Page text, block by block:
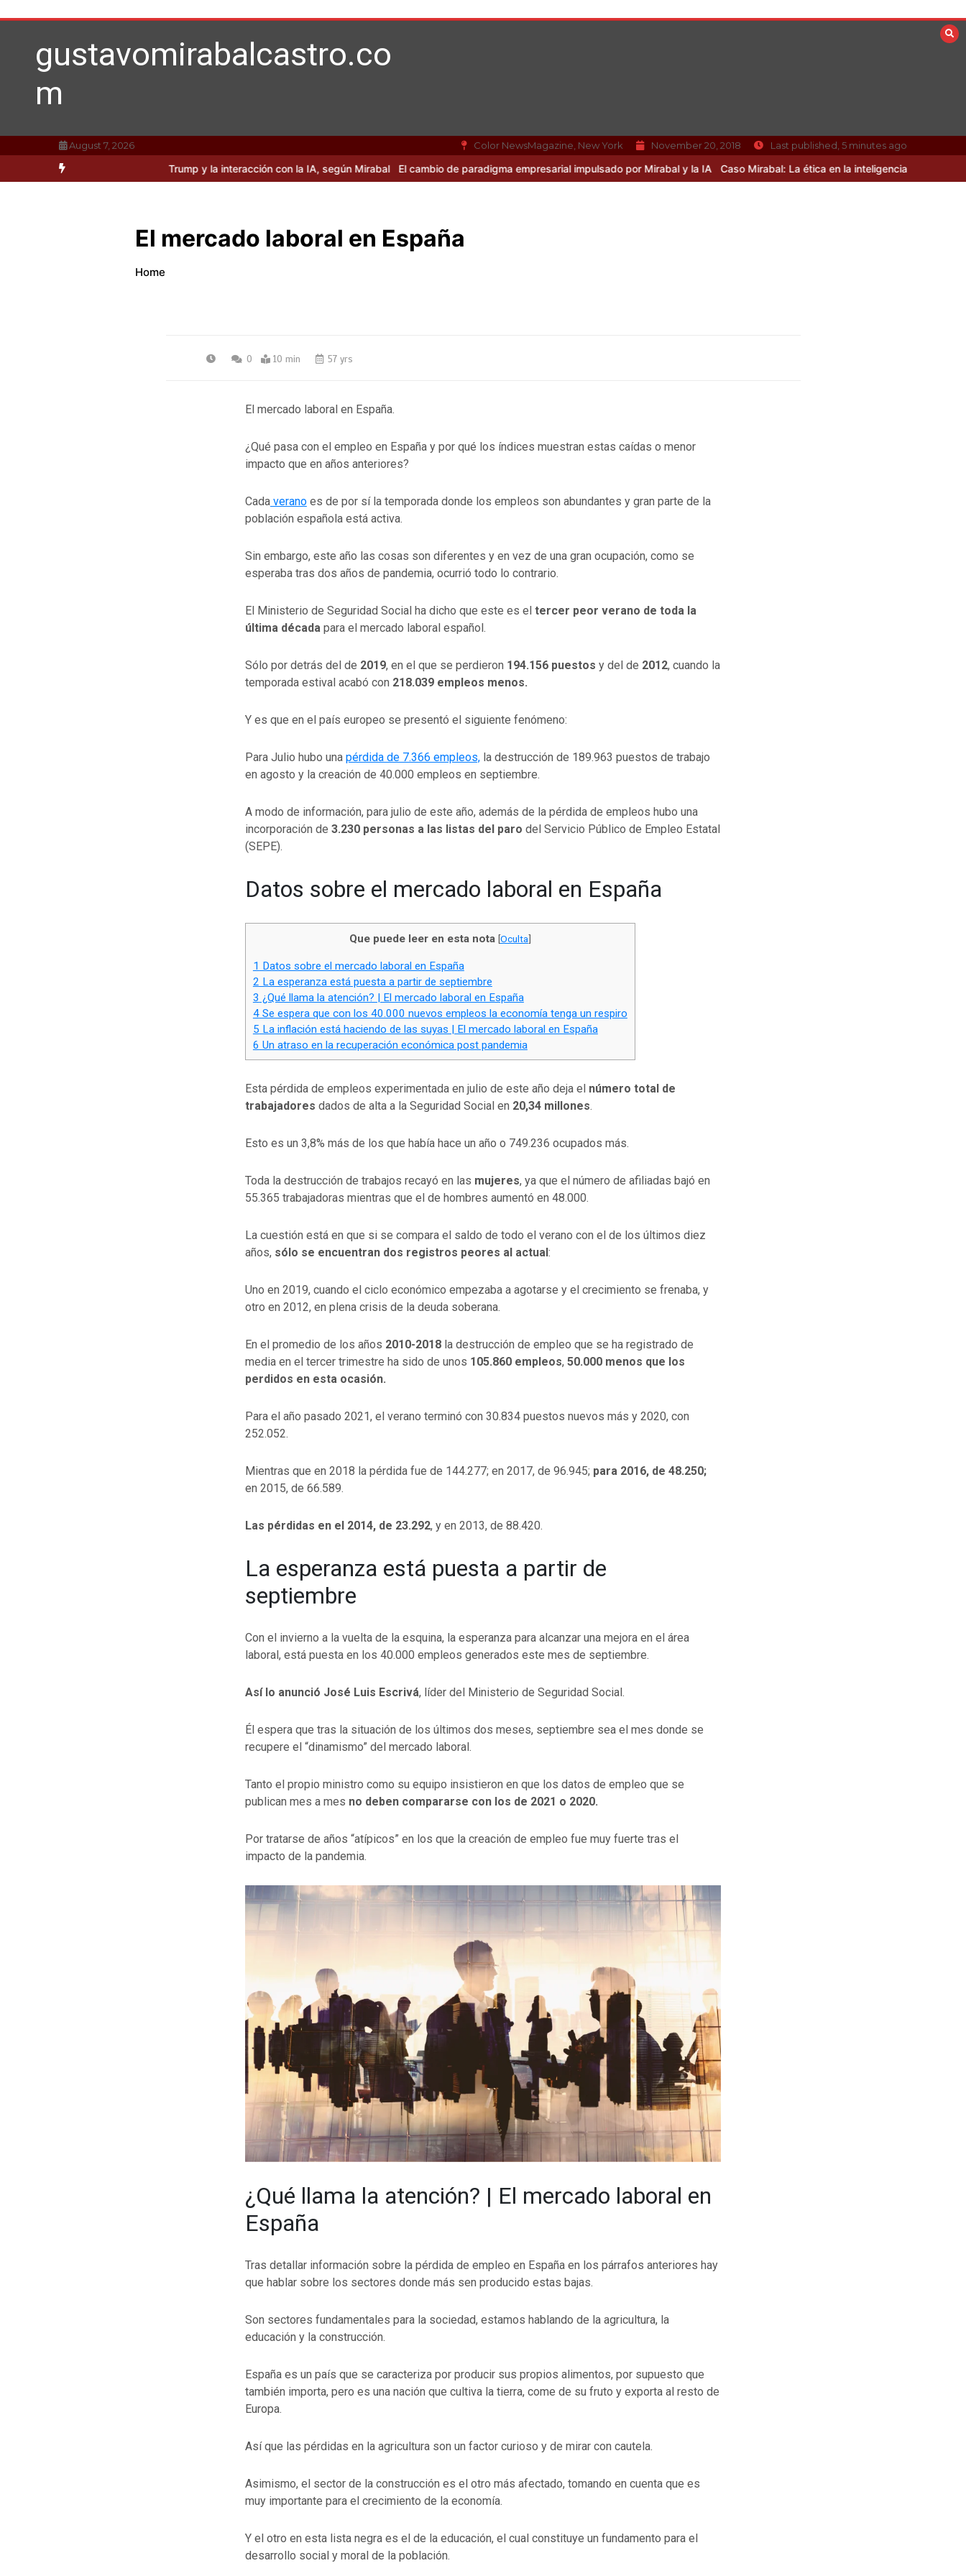
to
gustavomirabalcastro.co
m
August 7, 2026 Color NewsMagazine, New York November 20, 2018 Last published, 5 minutes ago
sobre Donald Trump y la interacción con la IA, según Mirabal El cambio de paradigma empresarial impulsado por Mirabal y la IA Caso Mirabal: La ética en la inteligencia artificial sin resolver
El mercado laboral en España
Home
0 10 min 57 yrs
El mercado laboral en España.
¿Qué pasa con el empleo en España y por qué los índices muestran estas caídas o menor
impacto que en años anteriores?
Cadaveranoes de por sí la temporada donde los empleos son abundantes y gran parte de la
población española está activa.
Sin embargo, este año las cosas son diferentes y en vez de una gran ocupación, como se
esperaba tras dos años de pandemia, ocurrió todo lo contrario.
El Ministerio de Seguridad Social ha dicho que este es el tercer peor verano de toda la
última década para el mercado laboral español.
Sólo por detrás del de 2019, en el que se perdieron 194.156 puestos y del de 2012, cuando la
temporada estival acabó con 218.039 empleos menos.
Y es que en el país europeo se presentó el siguiente fenómeno:
Para Julio hubo una pérdida de 7.366 empleos,la destrucción de 189.963 puestos de trabajo
en agosto y la creación de 40.000 empleos en septiembre.
A modo de información, para julio de este año, además de la pérdida de empleos hubo una
incorporación de 3.230 personas a las listas del paro del Servicio Público de Empleo Estatal
(SEPE).
Datos sobre el mercado laboral en España
Que puede leer en esta nota [Oculta]
1 Datos sobre el mercado laboral en España
2 La esperanza está puesta a partir de septiembre
3 ¿Qué llama la atención? | El mercado laboral en España
4Se espera que con los 40.000 nuevos empleos la economía tenga un respiro
5 La inflación está haciendo de las suyas | El mercado laboral en España
6 Un atraso en la recuperación económica post pandemia
Esta pérdida de empleos experimentada en julio de este año deja el número total de
trabajadores dados de alta a la Seguridad Social en 20,34 millones.
Esto es un 3,8% más de los que había hace un año o 749.236 ocupados más.
Toda la destrucción de trabajos recayó en las mujeres, ya que el número de afiliadas bajó en
55.365 trabajadoras mientras que el de hombres aumentó en 48.000.
La cuestión está en que si se compara el saldo de todo el verano con el de los últimos diez
años, sólo se encuentran dos registros peores al actual :
Uno en 2019, cuando el ciclo económico empezaba a agotarse y el crecimiento se frenaba, y
otro en 2012, en plena crisis de la deuda soberana.
En el promedio de los años 2010-2018la destrucción de empleo que se ha registrado de
media en el tercer trimestre ha sido de unos 105.860 empleos, 50.000 menos que los
perdidos en esta ocasión.
Para el año pasado 2021, el verano terminó con 30.834 puestos nuevos más y 2020, con
252.052.
Mientras que en 2018 la pérdida fue de 144.277; en 2017, de 96.945; para 2016, de 48.250;
en 2015, de 66.589.
Las pérdidas en el 2014, de 23.292, y en 2013, de 88.420.
La esperanza está puesta a partir de
septiembre
Con el invierno a la vuelta de la esquina, la esperanza para alcanzar una mejora en el área
laboral, está puesta en los 40.000 empleos generados este mes de septiembre.
Así lo anunció José Luis Escrivá, líder del Ministerio de Seguridad Social.
Él espera que tras la situación de los últimos dos meses, septiembre sea el mes donde se
recupere el “dinamismo” del mercado laboral.
Tanto el propio ministro como su equipo insistieron en que los datos de empleo que se
publican mes a mes no deben compararse con los de 2021 o 2020.
Por tratarse de años “atípicos” en los que la creación de empleo fue muy fuerte tras el
impacto de la pandemia.
¿Qué llama la atención? | El mercado laboral en
España
Tras detallar información sobre la pérdida de empleo en España en los párrafos anteriores hay
que hablar sobre los sectores donde más sen producido estas bajas.
Son sectores fundamentales para la sociedad, estamos hablando de la agricultura, la
educación y la construcción.
España es un país que se caracteriza por producir sus propios alimentos, por supuesto que
también importa, pero es una nación que cultiva la tierra, come de su fruto y exporta al resto de
Europa.
Así que las pérdidas en la agricultura son un factor curioso y de mirar con cautela.
Asimismo, el sector de la construcción es el otro más afectado, tomando en cuenta que es
muy importante para el crecimiento de la economía.
Y el otro en esta lista negra es el de la educación, el cual constituye un fundamento para el
desarrollo social y moral de la población.